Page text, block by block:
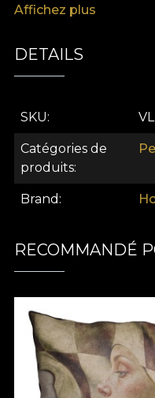
résultat est un point
romantisme et de
Affichez plus
DETAILS
SKU
Catégories de
produits
Brand
RECOMMANDÉ